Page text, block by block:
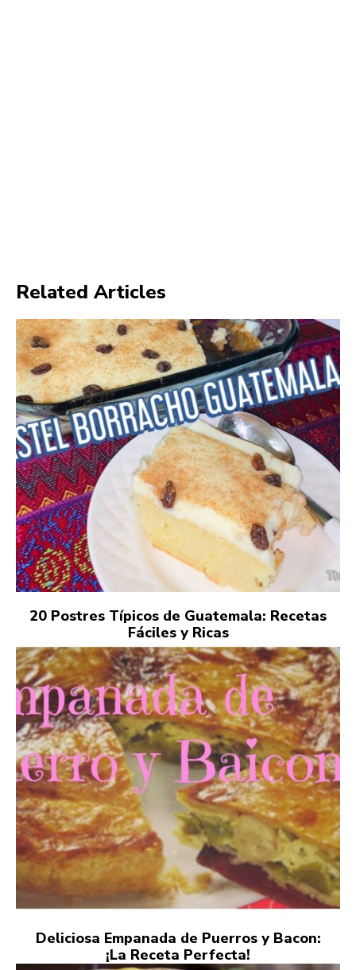
Related Articles
20 Postres Típicos de Guatemala: Recetas
Fáciles y Ricas
Deliciosa Empanada de Puerros y Bacon:
¡La Receta Perfecta!